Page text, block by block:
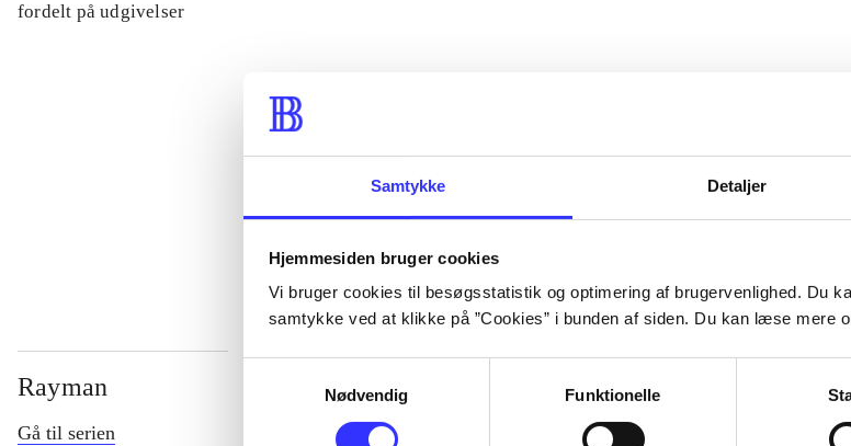
Samtykke Detaljer
Hjemmesiden bruger cookies
Vi bruger cookies til besøgsstatistik og optimering af brugervenlighed. Du
samtykke ved at klikke på ”Cookies” i bunden af siden. Du kan læse mere
Nødvendig
Funktionelle
fordelt på udgivelser
...
Rayman
Gå til serien